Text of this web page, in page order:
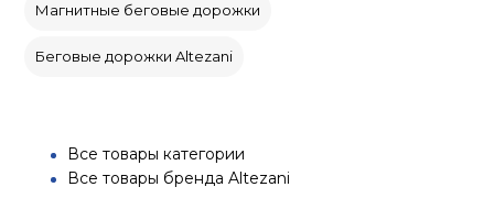
Магнитные беговые дорожки
Беговые дорожки Altezani
Все товары категории
Все товары бренда Altezani